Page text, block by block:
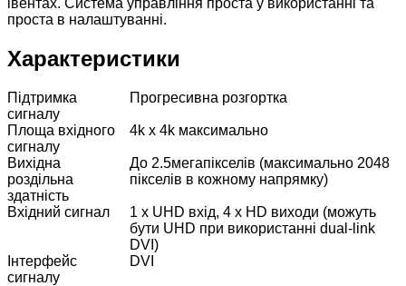
івентах. Система управління проста у використанні та
проста в налаштуванні.
Характеристики
Підтримка
сигналу
Прогресивна розгортка
Площа вхідного
сигналу
4k x 4k максимально
Вихідна
роздільна
здатність
До 2.5мегапікселів (максимально 2048
пікселів в кожному напрямку)
Вхідний сигнал
1 x UHD вхід, 4 x HD виходи (можуть
бути UHD при використанні dual-link
DVI)
Інтерфейс
сигналу
DVI